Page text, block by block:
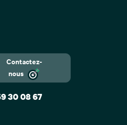
Contactez-
nous
30 08 67